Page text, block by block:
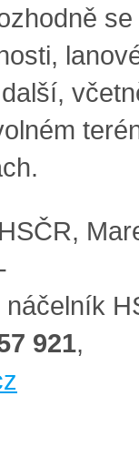
se
náčelník
921,